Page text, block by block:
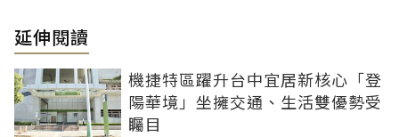
延伸閱讀
機捷特區躍升台中宜居新核心「登
陽華境」坐擁交通、生活雙優勢受
矚目